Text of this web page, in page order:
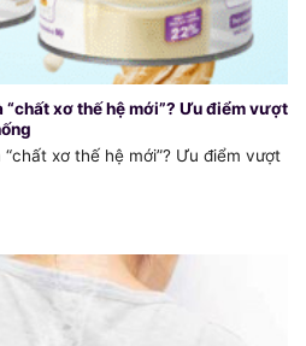
xơ thế hệ mới”? Ưu điểm vượt
xơ thế hệ mới”? Ưu điểm vượt